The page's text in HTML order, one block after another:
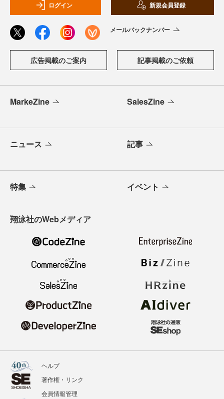
ログイン 新規会員登録
メールバックナンバー
広告掲載のご案内 記事掲載のご依頼
MarkeZine SalesZine
ニュース 記事
特集 イベント
翔泳社のWebメディア
ヘルプ
著作権・リンク
会員情報管理